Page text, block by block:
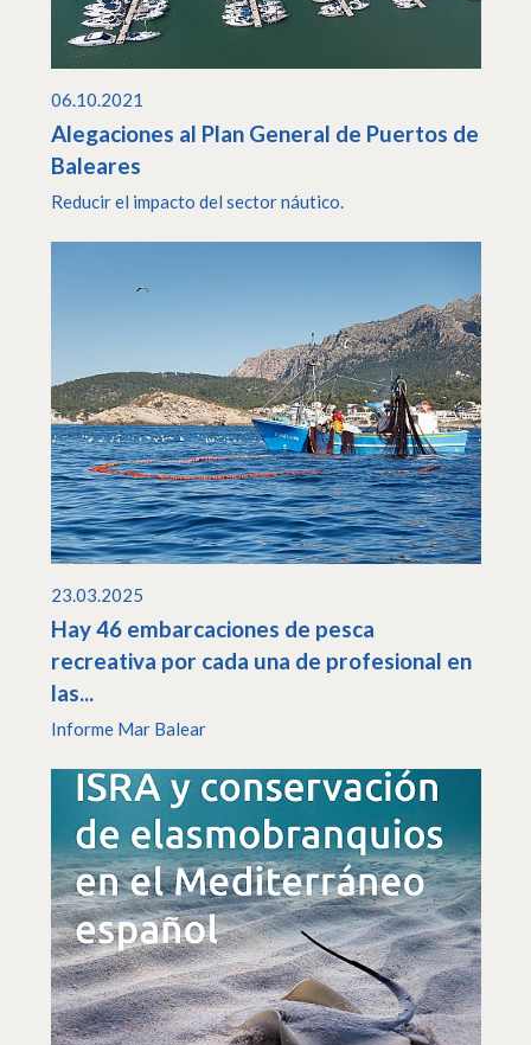
06.10.2021
Alegaciones al Plan General de Puertos de
Baleares
Reducir el impacto del sector náutico.
23.03.2025
Hay 46 embarcaciones de pesca
recreativa por cada una de profesional en
las...
Informe Mar Balear